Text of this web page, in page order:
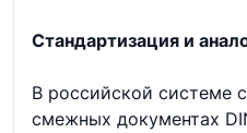
Стандартизация и
В российской системе
смежных документах